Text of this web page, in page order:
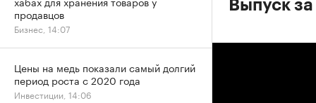
Выпуск
продавцов
Бизнес, 14:07
Цены на медь показали самый долгий
период роста с 2020 года
Инвестиции, 14:06